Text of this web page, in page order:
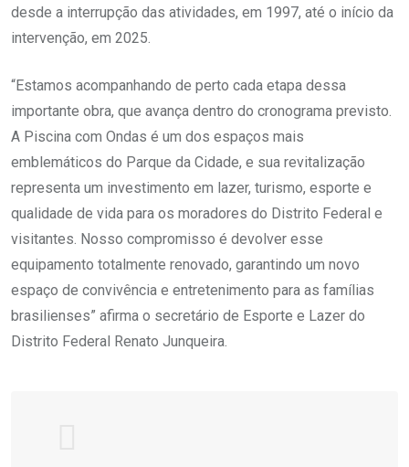
desde a interrupção das atividades, em 1997, até o início da
intervenção, em 2025.
“Estamos acompanhando de perto cada etapa dessa
importante obra, que avança dentro do cronograma previsto.
A Piscina com Ondas é um dos espaços mais
emblemáticos do Parque da Cidade, e sua revitalização
representa um investimento em lazer, turismo, esporte e
qualidade de vida para os moradores do Distrito Federal e
visitantes. Nosso compromisso é devolver esse
equipamento totalmente renovado, garantindo um novo
espaço de convivência e entretenimento para as famílias
brasilienses” afirma o secretário de Esporte e Lazer do
Distrito Federal Renato Junqueira.